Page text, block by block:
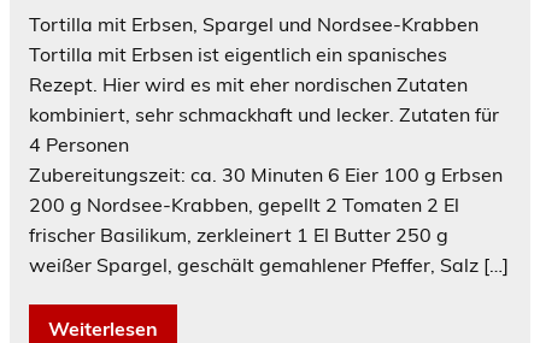
Tortilla mit Erbsen, Spargel und Nordsee-Krabben
Tortilla mit Erbsen ist eigentlich ein spanisches
Rezept. Hier wird es mit eher nordischen Zutaten
kombiniert, sehr schmackhaft und lecker. Zutaten für
4 Personen
Zubereitungszeit: ca. 30 Minuten 6 Eier 100 g Erbsen
200 g Nordsee-Krabben, gepellt 2 Tomaten 2 El
frischer Basilikum, zerkleinert 1 El Butter 250 g
weißer Spargel, geschält gemahlener Pfeffer, Salz […]
Weiterlesen